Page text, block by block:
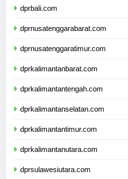
dprbali.com
dprnusatenggarabarat.com
dprnusatenggaratimur.com
dprkalimantanbarat.com
dprkalimantantengah.com
dprkalimantanselatan.com
dprkalimantantimur.com
dprkalimantanutara.com
dprsulawesiutara.com